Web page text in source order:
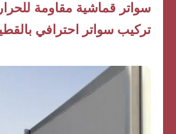
سواتر قماشية مقاومة
تركيب سواتر احترافي